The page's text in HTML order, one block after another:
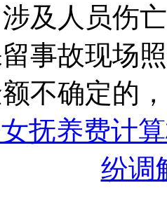
及人员伤
事故现场
不确定的
抚养费计
纷调